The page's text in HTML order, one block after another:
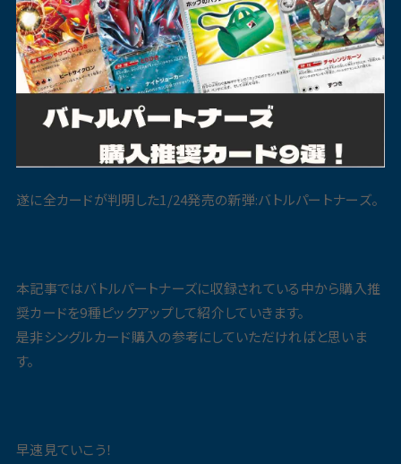
遂に全カードが判明した1/24発売の新弾:バトルパートナーズ。
本記事ではバトルパートナーズに収録されている中から購入推
奨カードを9種ピックアップして紹介していきます。
是非シングルカード購入の参考にしていただければと思いま
す。
早速見ていこう！